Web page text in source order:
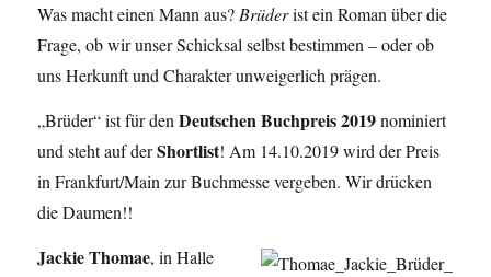
Was macht einen Mann aus? Brüderist ein Roman über die
Frage, ob wir unser Schicksal selbst bestimmen – oder ob
uns Herkunft und Charakter unweigerlich prägen.
„Brüder“ ist für denDeutschen Buchpreis 2019nominiert
und steht auf derShortlist! Am 14.10.2019 wird der Preis
in Frankfurt/Main zur Buchmesse vergeben. Wir drücken
die Daumen!!
Jackie Thomae, in Halle